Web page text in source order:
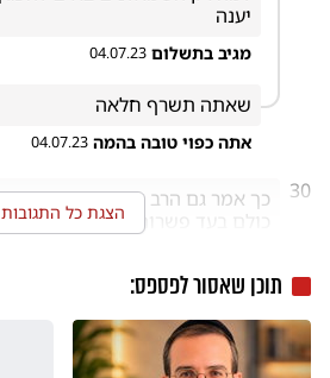
יענה
מגיב בתשלום 04.07.23
שאתה תשרף חלאה
אתה כפוי טובה בהמה 04.07.23
30
שלה
אשרי 04.07.23
הצגת כל התגובות
תוכן שאסור לפספס: